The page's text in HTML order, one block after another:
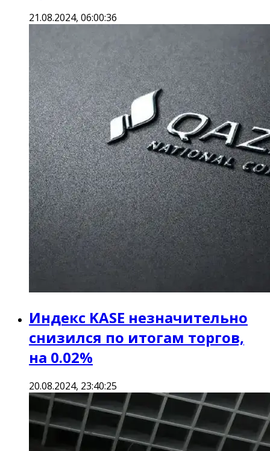
21.08.2024, 06:00:36
Индекс KASE незначительно
снизился по итогам торгов,
на 0.02%
20.08.2024, 23:40:25